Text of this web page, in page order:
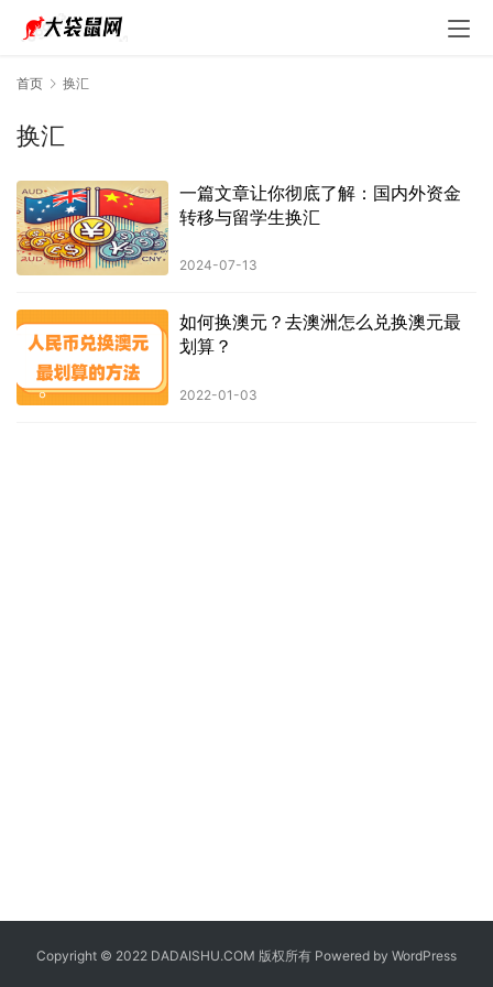
首页 换汇
换汇
一篇文章让你彻底了解：国内外资金
转移与留学生换汇
2024-07-13
如何换澳元？去澳洲怎么兑换澳元最
划算？
2022-01-03
Copyright © 2022 DADAISHU.COM 版权所有 Powered by WordPress